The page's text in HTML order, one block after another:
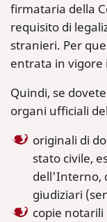
firmataria della
requisito di
stranieri. Per
entrata in vigore
Quindi, se
organi ufficiali
originali di
stato civile,
dell'Interno,
giudiziari
copie